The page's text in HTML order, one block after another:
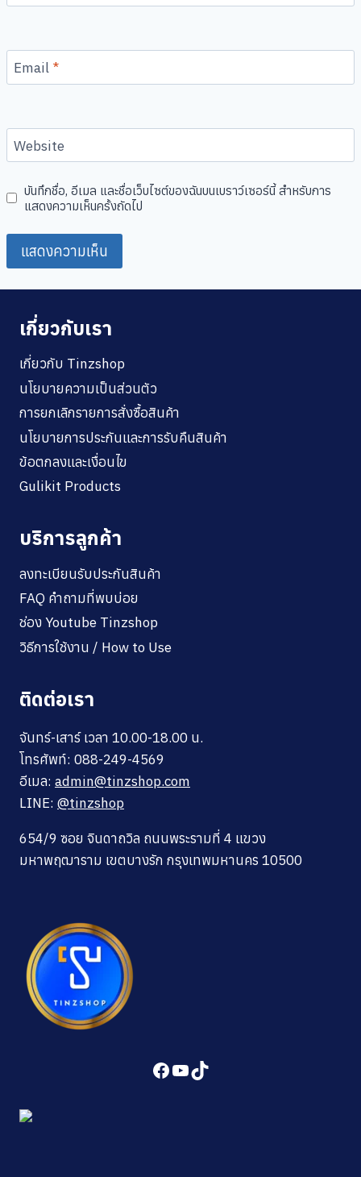
Email *
Website
บันทึกชื่อ, อีเมล และชื่อเว็บไซต์ของฉันบนเบราว์เซอร์นี้ สำหรับการ
แสดงความเห็นครั้งถัดไป
เกี่ยวกับเรา
เกี่ยวกับ Tinzshop
นโยบายความเป็นส่วนตัว
การยกเลิกรายการสั่งซื้อสินค้า
นโยบายการประกันและการรับคืนสินค้า
ข้อตกลงและเงื่อนไข
Gulikit Products
บริการลูกค้า
ลงทะเบียนรับประกันสินค้า
FAQ คำถามที่พบบ่อย
ช่อง Youtube Tinzshop
วิธีการใช้งาน / How to Use
ติดต่อเรา
จันทร์-เสาร์ เวลา 10.00-18.00 น.
โทรศัพท์: 088-249-4569
อีเมล: admin@tinzshop.com
LINE: @tinzshop
654/9 ซอย จินดาถวิล ถนนพระรามที่ 4 แขวง
มหาพฤฒาราม เขตบางรัก กรุงเทพมหานคร 10500
Facebook
YouTube
TikTok